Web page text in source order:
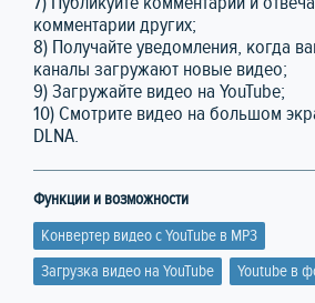
комментарии других;
8) Получайте уведомления, когда
каналы загружают новые видео;
9) Загружайте видео на YouTube;
10) Смотрите видео на большом
DLNA.
Функции и возможности
Конвертер видео с YouTube в MP3
Загрузка видео на YouTube
Youtube в